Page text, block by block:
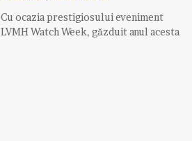
Cu ocazia prestigiosului eveniment
LVMH Watch Week, găzduit anul acesta